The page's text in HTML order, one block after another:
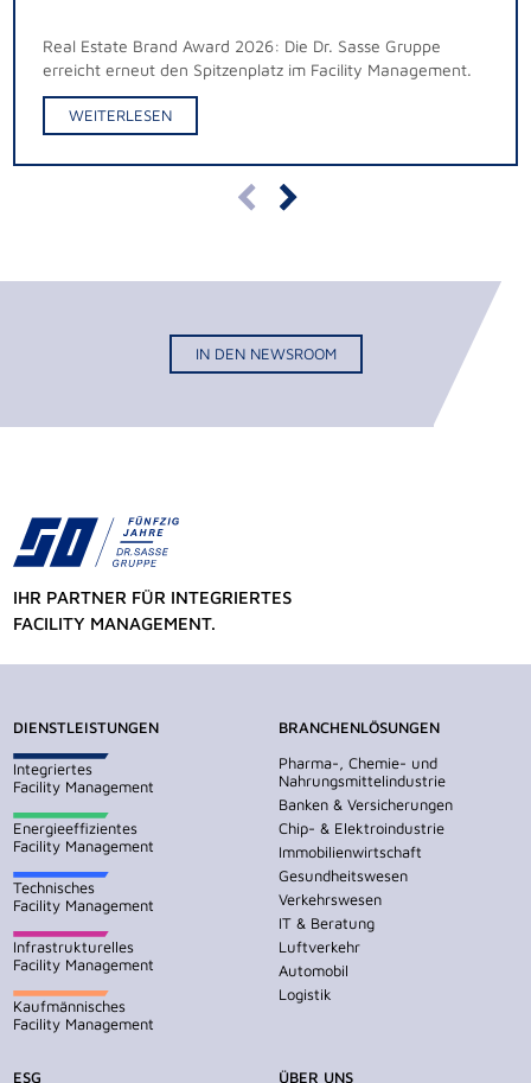
Real Estate Brand Award 2026: Die Dr. Sasse Gruppe
erreicht erneut den Spitzenplatz im Facility Management.
WEITERLESEN
IN DEN NEWSROOM
IHR PARTNER FÜR INTEGRIERTES
FACILITY MANAGEMENT.
DIENSTLEISTUNGEN
Integriertes
Facility Management
Energieeffizientes
Facility Management
Technisches
Facility Management
Infrastrukturelles
Facility Management
Kaufmännisches
Facility Management
BRANCHENLÖSUNGEN
Pharma-, Chemie- und
Nahrungsmittelindustrie
Banken & Versicherungen
Chip- & Elektroindustrie
Immobilienwirtschaft
Gesundheitswesen
Verkehrswesen
IT & Beratung
Luftverkehr
Automobil
Logistik
ESG ÜBER UNS